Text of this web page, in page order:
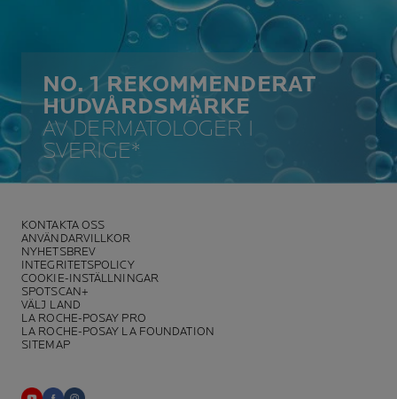
NO. 1 REKOMMENDERAT
HUDVÅRDSMÄRKE
AV DERMATOLOGER I
SVERIGE*
KONTAKTA OSS
ANVÄNDARVILLKOR
NYHETSBREV
INTEGRITETSPOLICY
COOKIE-INSTÄLLNINGAR
SPOTSCAN+
VÄLJ LAND
LA ROCHE-POSAY PRO
LA ROCHE-POSAY LA FOUNDATION
SITEMAP